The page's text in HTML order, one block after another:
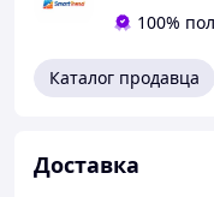
Особенности
100%
Каталог продавца
Доставка